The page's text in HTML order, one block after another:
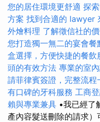
您的居住環境更舒適 探
方案 找到合適的 lawyer
外燴料理 了解徵信社的
您打造獨一無二的宴會餐
盒選擇，方便快捷的餐飲
頭的有效方法 專業的室
請菲律賓簽證，完整流程
有口碑的牙科服務 工商
賴與專業兼具 •我已經了
產內容髮送刪除的請求